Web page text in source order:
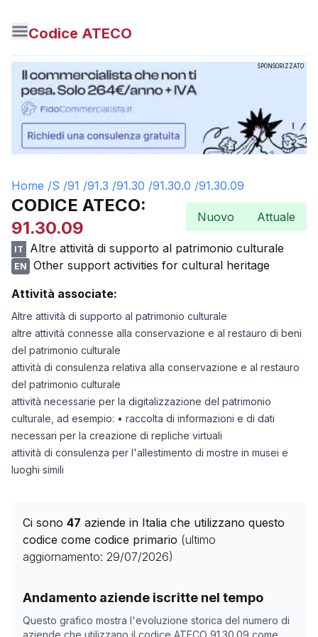
Codice ATECO
SPONSORIZZATO
Home /S /91 /91.3 /91.30 /91.30.0 /91.30.09
CODICE ATECO:
91.30.09
Nuovo Attuale
IT Altre attività di supporto al patrimonio culturale
EN
Other support activities for cultural heritage
Attività associate:
Altre attività di supporto al patrimonio culturale
altre attività connesse alla conservazione e al restauro di beni
del patrimonio culturale
attività di consulenza relativa alla conservazione e al restauro
del patrimonio culturale
attività necessarie per la digitalizzazione del patrimonio
culturale, ad esempio: • raccolta di informazioni e di dati
necessari per la creazione di repliche virtuali
attività di consulenza per l'allestimento di mostre in musei e
luoghi simili
Ci sono 47 aziende in Italia che utilizzano questo
codice come codice primario (ultimo
aggiornamento: 29/07/2026)
Andamento aziende iscritte nel tempo
Questo grafico mostra l'evoluzione storica del numero di
aziende che utilizzano il codice ATECO 91.30.09 come
Storico numero di aziende con codice ATECO
Data rilevazione
15/04/2025
0